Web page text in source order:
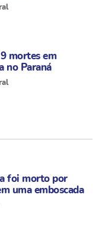
mortes em
no Paraná
foi morto por
uma emboscada